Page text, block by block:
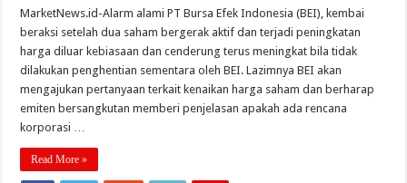
MarketNews.id-Alarm alami PT Bursa Efek Indonesia (BEI), kembai
beraksi setelah dua saham bergerak aktif dan terjadi peningkatan
harga diluar kebiasaan dan cenderung terus meningkat bila tidak
dilakukan penghentian sementara oleh BEI. Lazimnya BEI akan
mengajukan pertanyaan terkait kenaikan harga saham dan berharap
emiten bersangkutan memberi penjelasan apakah ada rencana
korporasi …
Read More »